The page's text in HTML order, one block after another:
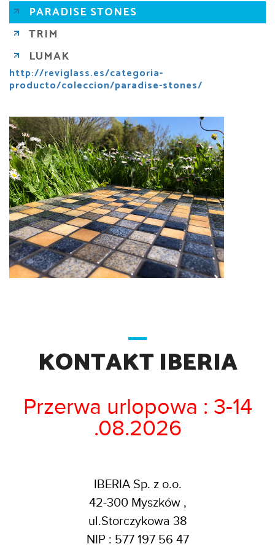
PARADISE STONES
TRIM
LUMAK
http://reviglass.es/categoria-
producto/coleccion/paradise-stones/
KONTAKT IBERIA
Przerwa urlopowa : 3-14
.08.2026
IBERIA Sp. z o.o.
42-300 Myszków ,
ul.Storczykowa 38
NIP : 577 197 56 47